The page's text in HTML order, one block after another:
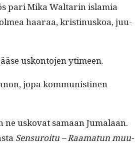
pari Mika Wal­tarin islamia
haaraa, kristi­nuskoa, juu­
uskon­to­jen ytimeen.
jopa kom­mu­nisti­nen
usko­vat samaan Jumalaan.
Sen­suroitu – Raa­matun muu­